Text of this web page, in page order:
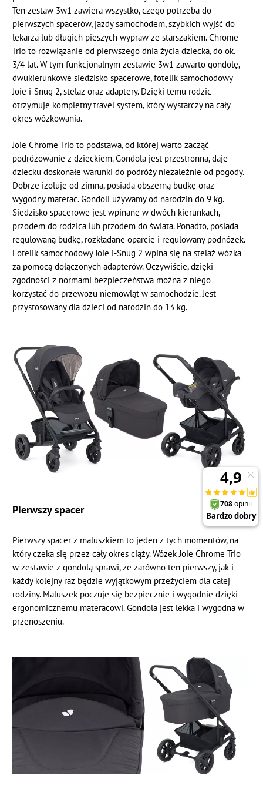
Ten zestaw 3w1 zawiera wszystko, czego potrzeba do
pierwszych spacerów, jazdy samochodem, szybkich wyjść do
lekarza lub długich pieszych wypraw ze starszakiem. Chrome
Trio to rozwiązanie od pierwszego dnia życia dziecka, do ok.
3/4 lat. W tym funkcjonalnym zestawie 3w1 zawarto gondolę,
dwukierunkowe siedzisko spacerowe, fotelik samochodowy
Joie i-Snug 2, stelaż oraz adaptery. Dzięki temu rodzic
otrzymuje kompletny travel system, który wystarczy na cały
okres wózkowania.
Joie Chrome Trio to podstawa, od której warto zacząć
podróżowanie z dzieckiem. Gondola jest przestronna, daje
dziecku doskonałe warunki do podróży niezależnie od pogody.
Dobrze izoluje od zimna, posiada obszerną budkę oraz
wygodny materac. Gondoli używamy od narodzin do 9 kg.
Siedzisko spacerowe jest wpinane w dwóch kierunkach,
przodem do rodzica lub przodem do świata. Ponadto, posiada
regulowaną budkę, rozkładane oparcie i regulowany podnóżek.
Fotelik samochodowy Joie i-Snug 2 wpina się na stelaż wózka
za pomocą dołączonych adapterów. Oczywiście, dzięki
zgodności z normami bezpieczeństwa można z niego
korzystać do przewozu niemowląt w samochodzie. Jest
przystosowany dla dzieci od narodzin do 13 kg.
Pierwszy spacer
Pierwszy spacer z maluszkiem to jeden z tych momentów, na
który czeka się przez cały okres ciąży. Wózek Joie Chrome Trio
w zestawie z gondolą sprawi, że zarówno ten pierwszy, jak i
każdy kolejny raz będzie wyjątkowym przeżyciem dla całej
rodziny. Maluszek poczuje się bezpiecznie i wygodnie dzięki
ergonomicznemu materacowi. Gondola jest lekka i wygodna w
przenoszeniu.